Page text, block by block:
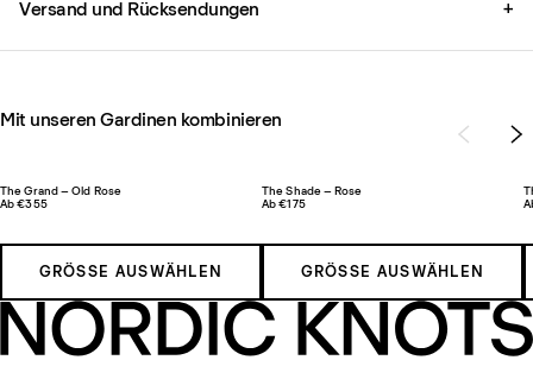
Versand und Rücksendungen +
Mit unseren Gardinen kombinieren
The Grand – Old Rose
Ab €355
GRÖSSE AUSWÄHLEN
The Shade – Rose
Ab €175
GRÖSSE AUSWÄHLEN